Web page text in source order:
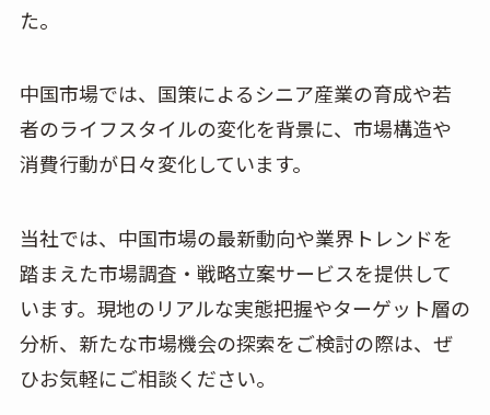
た。
中国市場では、国策によるシニア産業の育成や若
者のライフスタイルの変化を背景に、市場構造や
消費行動が日々変化しています。
当社では、中国市場の最新動向や業界トレンドを
踏まえた市場調査・戦略立案サービスを提供して
います。現地のリアルな実態把握やターゲット層の
分析、新たな市場機会の探索をご検討の際は、ぜ
ひお気軽にご相談ください。